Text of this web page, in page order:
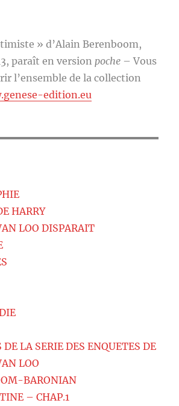
» d’Alain Berenboom,
paraît en version poche – Vous
l’ensemble de la collection
edition.eu
HARRY
LOO DISPARAIT
DE LA SERIE DES ENQUETES DE
LOO
BARONIAN
– CHAP.1